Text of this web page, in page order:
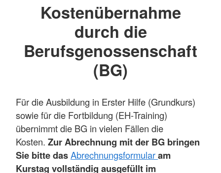
Kostenübernahme
durch die
Berufsgenossenschaft
(BG)
Für die Ausbildung in Erster Hilfe (Grundkurs)
sowie für die Fortbildung (EH-Training)
übernimmt die BG in vielen Fällen die
Kosten. Zur Abrechnung mit der BG bringen
Sie bitte dasAbrechnungsformularam
Kurstag vollständig ausgefüllt im